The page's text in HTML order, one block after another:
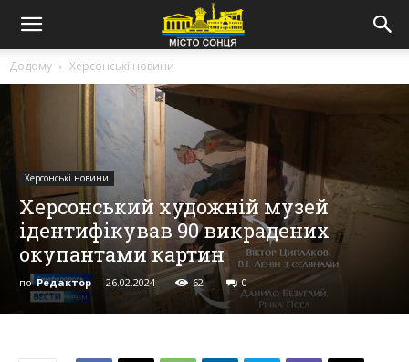
Додому Херсонські новини
Херсонські новини
Херсонський художній музей
ідентифікував 90 викрадених
окупантами картин
по Редактор - 26.02.2024 62 0